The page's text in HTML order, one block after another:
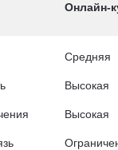
Онлайн-
Средняя
Высокая
Высокая